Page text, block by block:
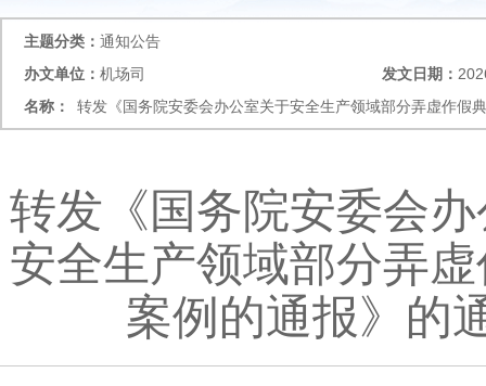
主题分类： 通知公告
办文单位： 机场司 发文日期：
名称：
转发《国务院安委会办公室关于安全生产领域部分弄虚作假
转发《国务院安委会
安全生产领域部分弄
案例的通报》的
开
式